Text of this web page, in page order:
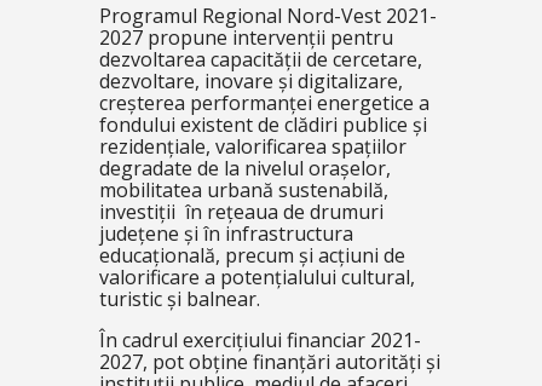
Programul Regional Nord-Vest 2021-
2027 propune intervenții pentru
dezvoltarea capacității de cercetare,
dezvoltare, inovare și digitalizare,
creșterea performanței energetice a
fondului existent de clădiri publice și
rezidențiale, valorificarea spațiilor
degradate de la nivelul orașelor,
mobilitatea urbană sustenabilă,
investiții în rețeaua de drumuri
județene și în infrastructura
educațională, precum și acțiuni de
valorificare a potențialului cultural,
turistic și balnear.
În cadrul exercițiului financiar 2021-
2027, pot obține finanțări autorități și